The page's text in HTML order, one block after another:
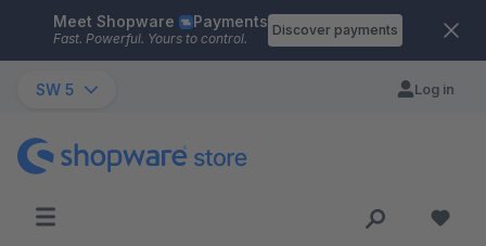
Skip to main content
Meet Shopware Payments
Fast. Powerful. Yours to control.
Discover payments
SW 5 Log in